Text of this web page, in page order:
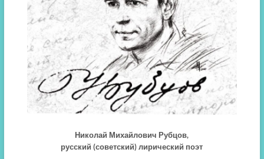
Николай Михайлович Рубцов,
русский (советский) лирический поэт